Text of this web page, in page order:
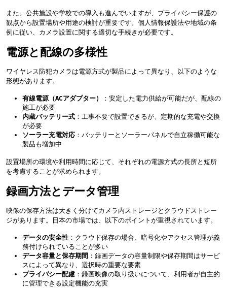
また、公共施設や学校での導入も進んでいますが、プライバシー保護の
観点から設置場所や用途の検討が重要です。個人情報保護法や地域の条
例に従い、カメラ設置に関する適切な手続きが必要です。
電源と配線の多様性
ワイヤレス防犯カメラは電源方式が製品によって異なり、以下のような
形態があります。
有線電源（ACアダプター）
：安定した電力供給が可能だが、配線の
施工が必要
内蔵バッテリー式 ：工事不要で設置できるが、定期的な充電や交換
が必要
ソーラー充電対応 ：バッテリーとソーラーパネルで自立稼働可能な
製品も増加中
設置場所の環境や利用時間に応じて、それぞれの電源方式の長所と短所
を考慮することが求められます。
録画方法とデータ管理
映像の保存方法は大きく分けてカメラ内ストレージとクラウドストレー
ジがあります。日本の市場では、以下のポイントが重視されています。
データの安全性 ：クラウド保存の場合、暗号化やアクセス管理が義
務付けられていることが多い
データ容量と保存期間 ：録画データの容量制限や保存期間はサービ
スによって異なり、選択時の重要な要素
プライバシー配慮 ：録画映像の取り扱いについて、利用者が自主的
に管理できる設定機能の充実